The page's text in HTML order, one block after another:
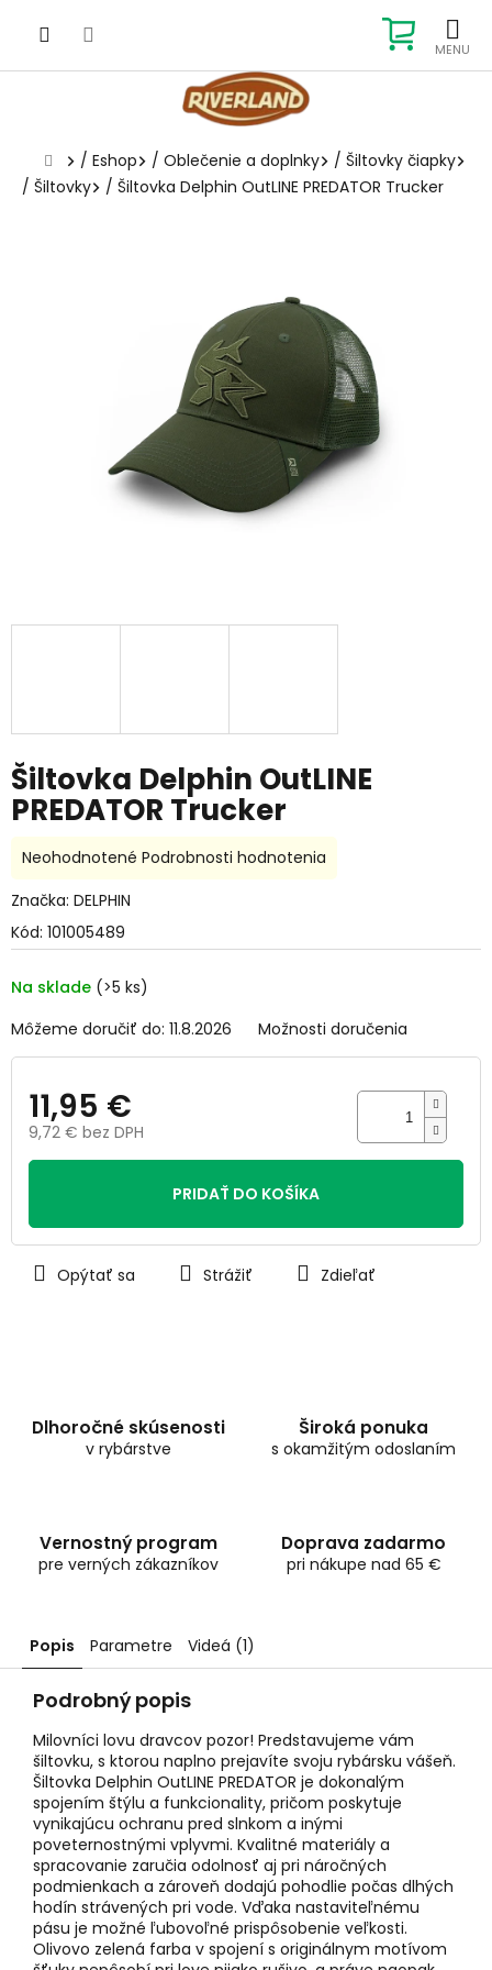
KOŠÍK
Domov
/ Eshop / Oblečenie a doplnky / Šiltovky čiapky
/ Šiltovky / Šiltovka Delphin OutLINE PREDATOR Trucker
Šiltovka Delphin OutLINE
PREDATOR Trucker
Kód: 101005489
Na sklade (>5 ks)
Môžeme doručiť do: 11.8.2026 Možnosti doručenia
11,95 €
9,72 € bez DPH
Jednotková
PRIDAŤ DO KOŠÍKA
Opýtať sa Strážiť Zdieľať
Priemerné
produktu
0,0
5
hviezdičiek.
Neohodnotené Podrobnosti hodnotenia
Značka: DELPHIN
Dlhoročné skúsenosti
v rybárstve
Široká ponuka
s okamžitým odoslaním
Vernostný program
pre verných zákazníkov
Doprava zadarmo
pri nákupe nad 65 €
Popis Parametre Videá (1)
Podrobný popis
Milovníci lovu dravcov pozor! Predstavujeme vám
šiltovku, s ktorou naplno prejavíte svoju rybársku vášeň.
Šiltovka Delphin OutLINE PREDATOR je dokonalým
spojením štýlu a funkcionality, pričom poskytuje
vynikajúcu ochranu pred slnkom a inými
poveternostnými vplyvmi. Kvalitné materiály a
spracovanie zaručia odolnosť aj pri náročných
podmienkach a zároveň dodajú pohodlie počas dlhých
hodín strávených pri vode. Vďaka nastaviteľnému
pásu je možné ľubovoľné prispôsobenie veľkosti.
Olivovo zelená farba v spojení s originálnym motívom